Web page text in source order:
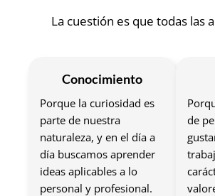
La cuestión es que todas las
Conocimiento
Porque la curiosidad es
parte de nuestra
naturaleza, y en el día a
día buscamos aprender
ideas aplicables a lo
personal y profesional.
de